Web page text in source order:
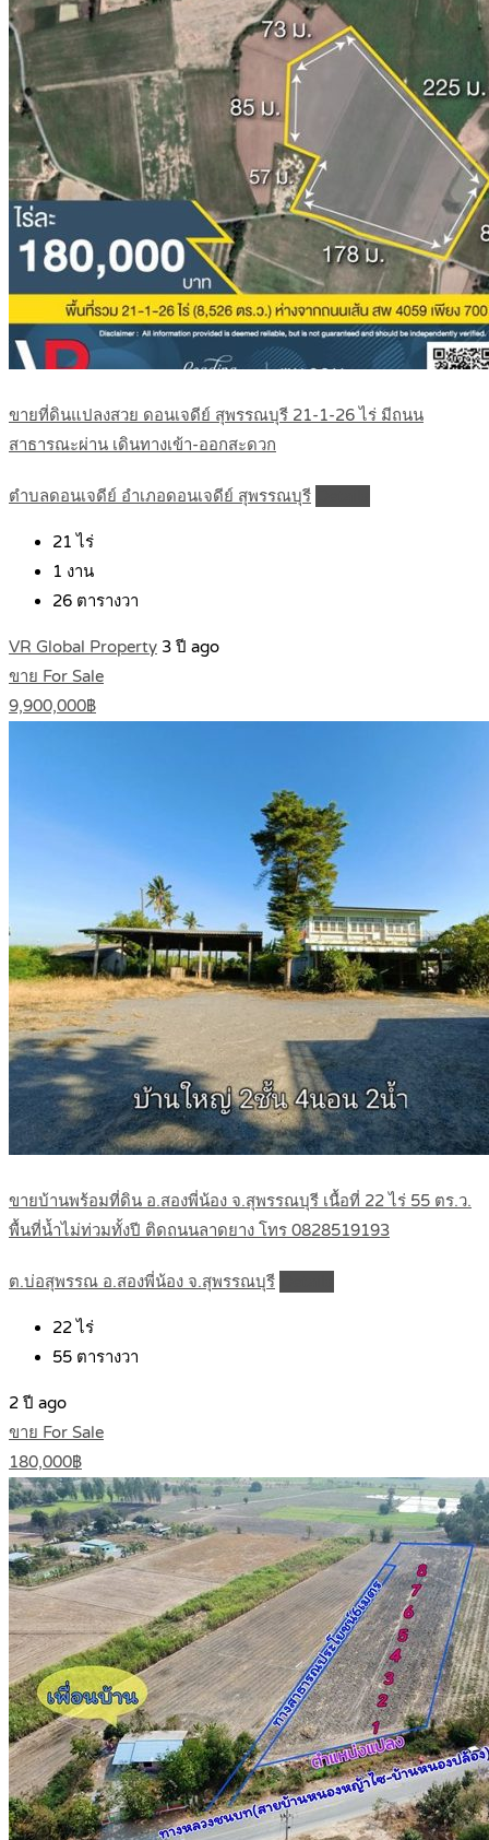
ขายที่ดินแปลงสวย ดอนเจดีย์ สุพรรณบุรี 21-1-26 ไร่ มีถนน
สาธารณะผ่าน เดินทางเข้า-ออกสะดวก
ตำบลดอนเจดีย์ อำเภอดอนเจดีย์ สุพรรณบุรี
21 ไร่
1 งาน
26 ตารางวา
VR Global Property 3 ปี ago
ขาย For Sale
9,900,000฿
ขายบ้านพร้อมที่ดิน อ.สองพี่น้อง จ.สุพรรณบุรี เนื้อที่ 22 ไร่ 55 ตร.ว.
พื้นที่น้ำไม่ท่วมทั้งปี ติดถนนลาดยาง โทร 0828519193
ต.บ่อสุพรรณ อ.สองพี่น้อง จ.สุพรรณบุรี
22ไร่
55 ตารางวา
2 ปี ago
ขาย For Sale
180,000฿